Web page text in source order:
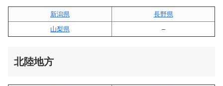
新潟県
長野県
山梨県
–
北陸地方